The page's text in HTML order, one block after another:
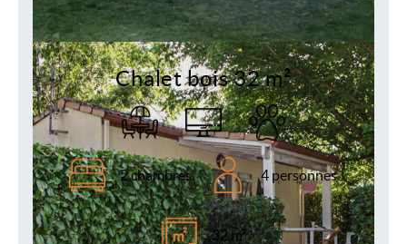
Chalet bois 32 m²
2 chambres 4 personnes
32 m²